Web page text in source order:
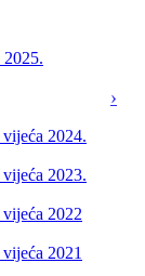
2025.
2024.
2023.
2022
2021